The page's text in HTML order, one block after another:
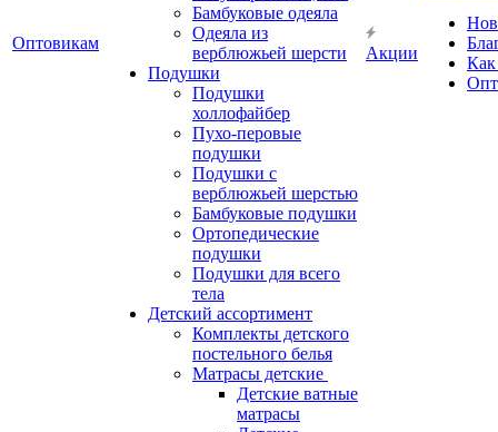
Оптовикам
Бамбуковые одеяла
Одеяла из
верблюжьей шерсти
Подушки
Подушки
холлофайбер
Пухо-перовые
подушки
Подушки с
верблюжьей шерстью
Бамбуковые подушки
Ортопедические
подушки
Подушки для всего
тела
Детский ассортимент
Комплекты детского
постельного белья
Матрасы детские
Детские ватные
матрасы
Акции
Как